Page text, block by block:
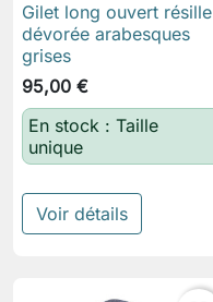
Gilet long ouvert résille
dévorée arabesques
grises
95,00 €
En stock : Taille
unique
Voir détails